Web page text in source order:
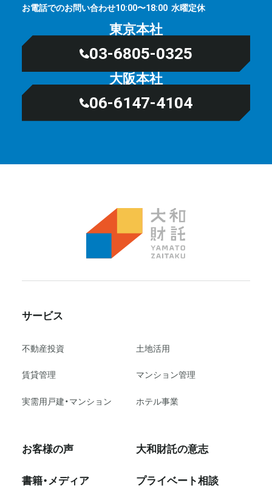
お電話でのお問い合わせ10:00〜18:00 ⽔曜定休
東京本社
03-6805-0325
大阪本社
06-6147-4104
サービス
不動産投資
⼟地活⽤
賃貸管理
マンション管理
実需用戸建・マンション
ホテル事業
お客様の声
書籍・メディア
大和財託の意志
プライベート相談